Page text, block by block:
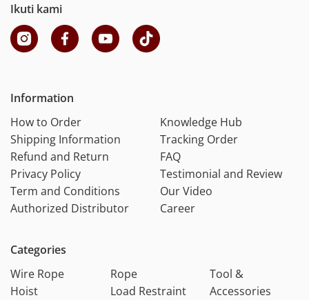
Ikuti kami
Information
How to Order
Shipping Information
Refund and Return
Privacy Policy
Term and Conditions
Authorized Distributor
Knowledge Hub
Tracking Order
FAQ
Testimonial and Review
Our Video
Career
Categories
Wire Rope
Hoist
Rope
Load Restraint
Tool &
Accessories